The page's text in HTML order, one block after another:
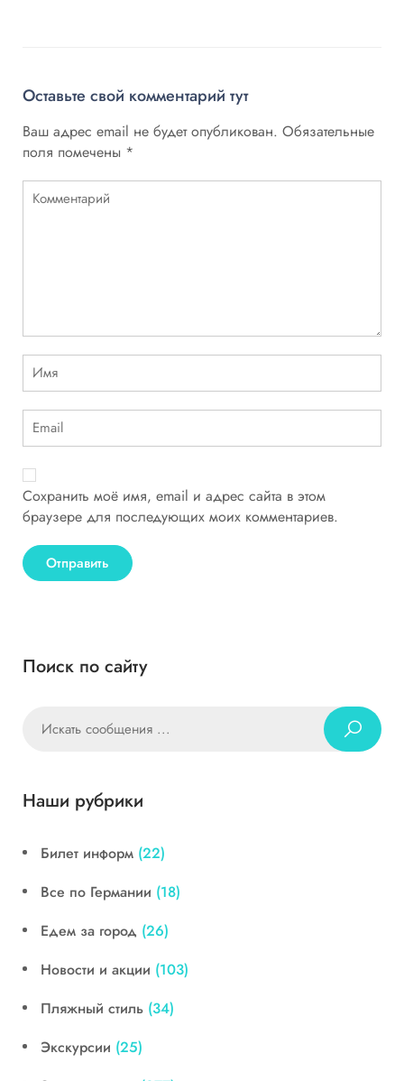
Оставьте свой комментарий тут
Ваш адрес email не будет опубликован. Обязательные
поля помечены *
Сохранить моё имя, email и адрес сайта в этом
браузере для последующих моих комментариев.
Поиск по сайту
Наши рубрики
Билет информ (22)
Все по Германии (18)
Едем за город (26)
Новости и акции (103)
Пляжный стиль (34)
Экскурсии (25)